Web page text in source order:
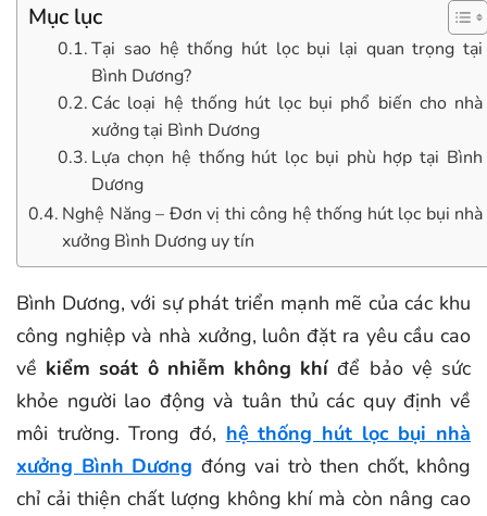
Mục lục
Tại sao hệ thống hút lọc bụi lại quan trọng tại
Bình Dương?
Các loại hệ thống hút lọc bụi phổ biến cho nhà
xưởng tại Bình Dương
Lựa chọn hệ thống hút lọc bụi phù hợp tại Bình
Dương
Nghệ Năng – Đơn vị thi công hệ thống hút lọc bụi nhà
xưởng Bình Dương uy tín
Bình Dương, với sự phát triển mạnh mẽ của các khu
công nghiệp và nhà xưởng, luôn đặt ra yêu cầu cao
về kiểm soát ô nhiễm không khí để bảo vệ sức
khỏe người lao động và tuân thủ các quy định về
môi trường. Trong đó, hệ thống hút lọc bụi nhà
xưởng Bình Dương đóng vai trò then chốt, không
chỉ cải thiện chất lượng không khí mà còn nâng cao